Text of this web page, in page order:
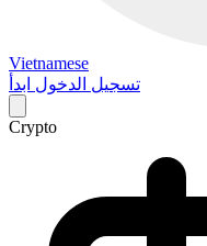
Vietnamese
تسجيل الدخول ابدأ
Crypto